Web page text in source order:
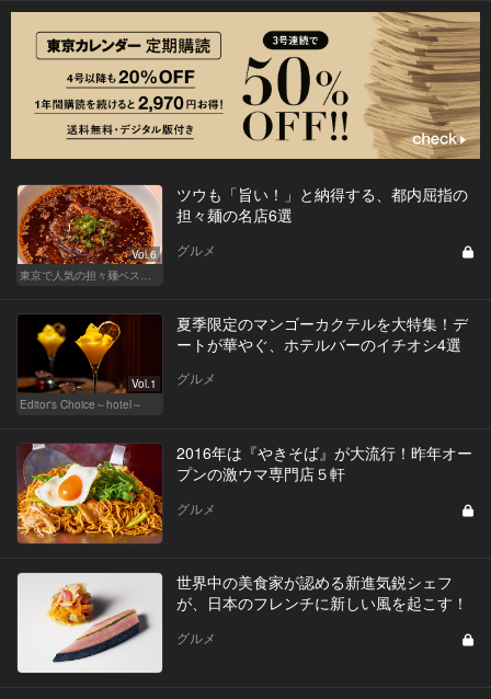
Vol.6
東京で人気の担々麺ベストセレクション！
ツウも「旨い！」と納得する、都内屈指の
担々麺の名店6選
グルメ
Vol.1
Editor's Choice～hotel～
夏季限定のマンゴーカクテルを大特集！デ
ートが華やぐ、ホテルバーのイチオシ4選
グルメ
2016年は『やきそば』が大流行！昨年オー
プンの激ウマ専門店５軒
グルメ
世界中の美食家が認める新進気鋭シェフ
が、日本のフレンチに新しい風を起こす！
グルメ